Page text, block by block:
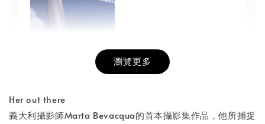
NT$ 50
NT$ 100
瀏覽更多
Her out there
義大利攝影師Marta Bevacqua的首本攝影集作品，他所捕捉